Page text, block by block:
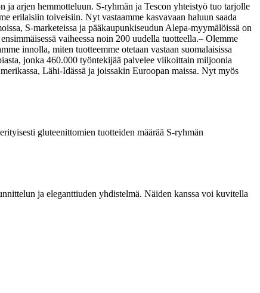
ja arjen hemmotteluun. S-ryhmän ja Tescon yhteistyö tuo tarjolle
erilaisiin toiveisiin. Nyt vastaamme kasvavaan haluun saada
S-marketeissa ja pääkaupunkiseudun Alepa-myymälöissä on
vaiheessa noin 200 uudella tuotteella.– Olemme
innolla, miten tuotteemme otetaan vastaan suomalaisissa
jonka 460.000 työntekijää palvelee viikoittain miljoonia
Lähi-Idässä ja joissakin Euroopan maissa. Nyt myös
gluteenittomien tuotteiden määrää S-ryhmän
ja eleganttiuden yhdistelmä. Näiden kanssa voi kuvitella